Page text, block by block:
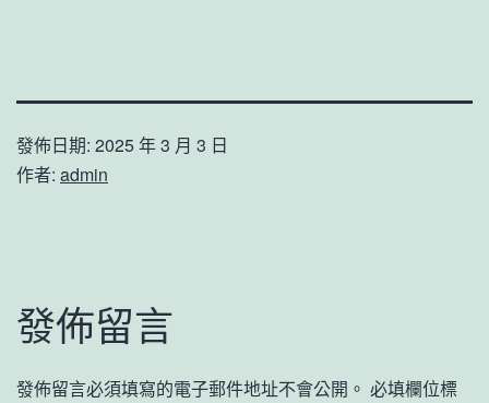
發佈日期: 2025 年 3 月 3 日
作者: admin
發佈留言
發佈留言必須填寫的電子郵件地址不會公開。 必填欄位標